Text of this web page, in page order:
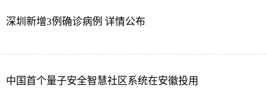
深圳新增3例确诊病例 详情公布
中国首个量子安全智慧社区系统在安徽投用